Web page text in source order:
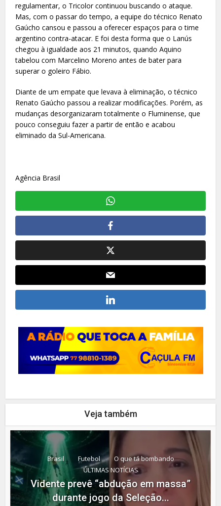
regulamentar, o Tricolor continuou buscando o ataque.
Mas, com o passar do tempo, a equipe do técnico Renato
Gaúcho cansou e passou a oferecer espaços para o time
argentino contra-atacar. E foi desta forma que o Lanús
chegou à igualdade aos 21 minutos, quando Aquino
tabelou com Marcelino Moreno antes de bater para
superar o goleiro Fábio.
Diante de um empate que levava à eliminação, o técnico
Renato Gaúcho passou a realizar modificações. Porém, as
mudanças desorganizaram totalmente o Fluminense, que
pouco conseguiu fazer a partir de então e acabou
eliminado da Sul-Americana.
Agência Brasil
Veja também
Brasil Futebol
O que tá bombando
ÚLTIMAS NOTÍCIAS
Vidente prevê “abdução em massa”
durante jogo da Seleção...